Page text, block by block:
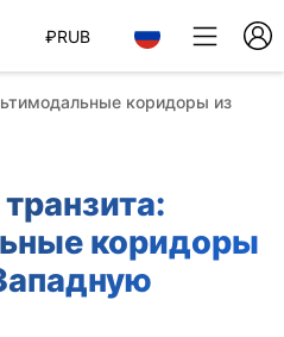
₽RUB
коридоры из
коридоры